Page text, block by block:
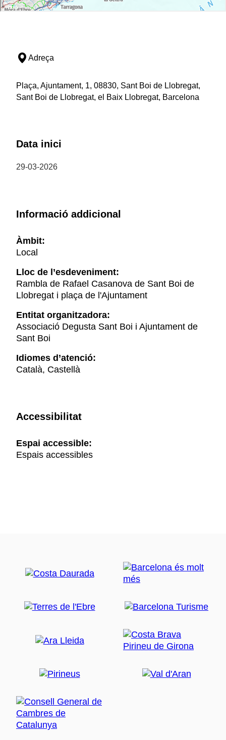
Adreça
Plaça, Ajuntament, 1, 08830, Sant Boi de Llobregat,
Sant Boi de Llobregat, el Baix Llobregat, Barcelona
Data inici
29-03-2026
Informació addicional
Àmbit:
Local
Lloc de l’esdeveniment:
Rambla de Rafael Casanova de Sant Boi de
Llobregat i plaça de l'Ajuntament
Entitat organitzadora:
Associació Degusta Sant Boi i Ajuntament de
Sant Boi
Idiomes d’atenció:
Català, Castellà
Accessibilitat
Espai accessible:
Espais accessibles